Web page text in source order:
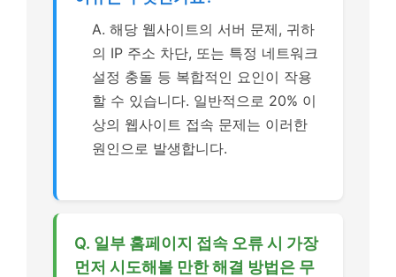
A. 해당 웹사이트의 서버 문제, 귀하
의 IP 주소 차단, 또는 특정 네트워크
설정 충돌 등 복합적인 요인이 작용
할 수 있습니다. 일반적으로 20% 이
상의 웹사이트 접속 문제는 이러한
원인으로 발생합니다.
Q. 일부 홈페이지 접속 오류 시 가장
먼저 시도해볼 만한 해결 방법은 무